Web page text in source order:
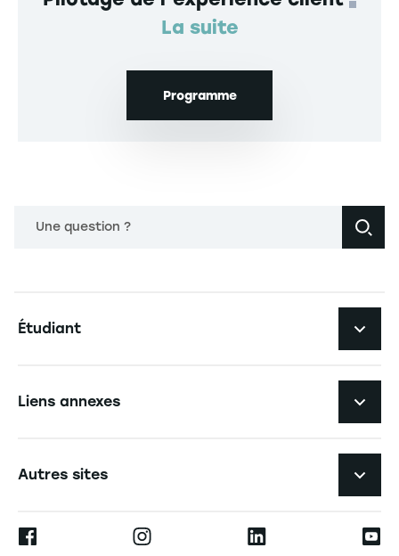
La suite
Programme
Une question ?
Étudiant
La recherche
Liens annexes
Autres sites
Ernest